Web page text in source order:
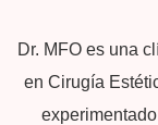
Dr. MFO es una
en Cirugía